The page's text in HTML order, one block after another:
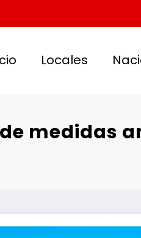
Locales
medidas